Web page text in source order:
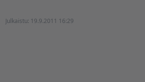
Julkaistu: 19.9.2011 16:29